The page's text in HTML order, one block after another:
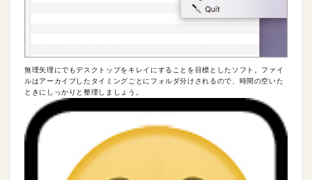
無理矢理にでもデスクトップをキレイにすることを目標としたソフト。ファイ
ルはアーカイブしたタイミングごとにフォルダ分けされるので、時間の空いた
ときにしっかりと整理しましょう。